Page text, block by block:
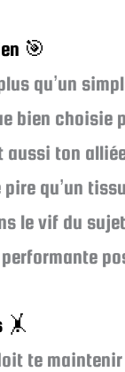
🎯
qu’un
bien
aussi ton
qu’un
le vif du
🤸
te